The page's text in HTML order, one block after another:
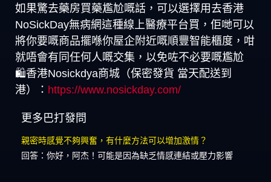
如果驚去藥房買藥尷尬嘅話，可以選擇用去香港
NoSickDay無病網這種線上醫療平台買，佢哋可以
將你要嘅商品擺喺你屋企附近嘅順豐智能櫃度，咁
就唔會有同任何人嘅交集，以免咗不必要嘅尷尬
🛍️香港Nosickdya商城（保密發貨 當天配送到
港）： https://www.nosickday.com/
更多巴打發問
親密時感覺不夠興奮，有什麼方法可以增加激情？
回答：你好，阿杰！可能是因為缺乏情感連結或壓力影響